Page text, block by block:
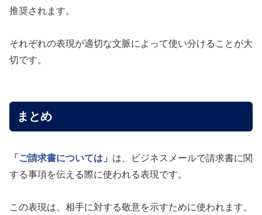
推奨されます。
それぞれの表現が適切な文脈によって使い分けることが大
切です。
まとめ
「ご請求書については」 は、ビジネスメールで請求書に関
する事項を伝える際に使われる表現です。
この表現は、相手に対する敬意を示すために使われます。